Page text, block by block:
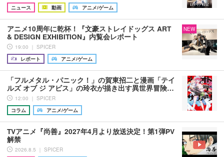
ニュース 動画 アニメ/ゲーム
アニメ10周年に乾杯！『文豪ストレイドッグス ART
& DESIGN EXHIBITION』内覧会レポート
19:00 ｜ SPICER
レポート
アニメ/ゲーム
NEW
「フルメタル・パニック！」の賀東招二と漫画「テイ
ルズ オブ ジ アビス」の玲衣が描き出す異世界冒険…
12:00 ｜ SPICER
コラム
アニメ/ゲーム
TVアニメ『尚善』2027年4月より放送決定！第1弾PV
解禁
2026.8.5 ｜ SPICER